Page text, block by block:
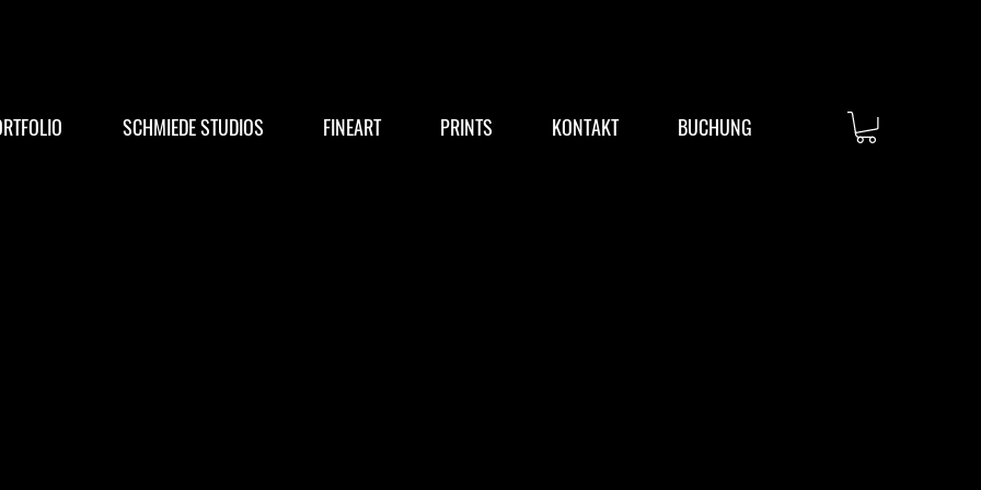
SCHMIEDE STUDIOS FINEART PRINTS KONTAKT BUCHUNG